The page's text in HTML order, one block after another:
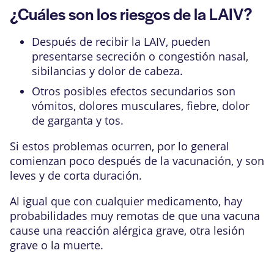
¿Cuáles son los riesgos de la LAIV?
Después de recibir la LAIV, pueden
presentarse secreción o congestión nasal,
sibilancias y dolor de cabeza.
Otros posibles efectos secundarios son
vómitos, dolores musculares, fiebre, dolor
de garganta y tos.
Si estos problemas ocurren, por lo general
comienzan poco después de la vacunación, y son
leves y de corta duración.
Al igual que con cualquier medicamento, hay
probabilidades muy remotas de que una vacuna
cause una reacción alérgica grave, otra lesión
grave o la muerte.